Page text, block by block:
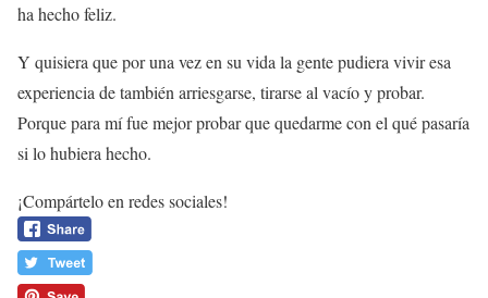
ha hecho feliz.
Y quisiera que por una vez en su vida la gente pudiera vivir esa
experiencia de también arriesgarse, tirarse al vacío y probar.
Porque para mí fue mejor probar que quedarme con el qué pasaría
si lo hubiera hecho.
¡Compártelo en redes sociales!